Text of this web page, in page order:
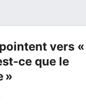
vers «
ce que le
»